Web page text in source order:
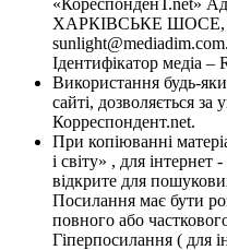
ХАРКІВСЬКЕ ШОСЕ,
Ідентифікатор медіа –
Використання будь-
сайті, дозволяється
Корреспондент.net.
При копіюванні
і світу» , для
відкрите для
Посилання має бути
повного або
Гіперпосилання ( для